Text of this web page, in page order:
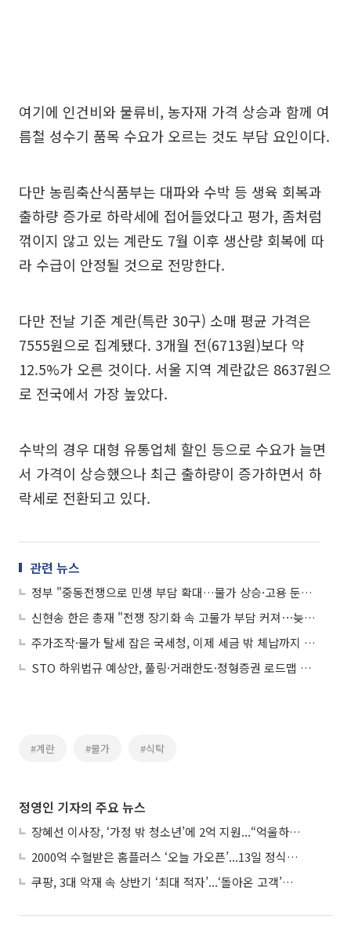
여기에 인건비와 물류비, 농자재 가격 상승과 함께 여
름철 성수기 품목 수요가 오르는 것도 부담 요인이다.
다만 농림축산식품부는 대파와 수박 등 생육 회복과
출하량 증가로 하락세에 접어들었다고 평가, 좀처럼
꺾이지 않고 있는 계란도 7월 이후 생산량 회복에 따
라 수급이 안정될 것으로 전망한다.
다만 전날 기준 계란(특란 30구) 소매 평균 가격은
7555원으로 집계됐다. 3개월 전(6713원)보다 약
12.5%가 오른 것이다. 서울 지역 계란값은 8637원으
로 전국에서 가장 높았다.
수박의 경우 대형 유통업체 할인 등으로 수요가 늘면
서 가격이 상승했으나 최근 출하량이 증가하면서 하
락세로 전환되고 있다.
관련 뉴스
정부 "중동전쟁으로 민생 부담 확대…물가 상승·고용 둔화 우려"
신현송 한은 총재 "전쟁 장기화 속 고물가 부담 커져⋯늦지 않게 금리 인상"
주가조작·물가 탈세 잡은 국세청, 이제 세금 밖 체납까지 관리한다
STO 하위법규 예상안, 풀링·거래한도·정형증권 로드맵 제시
#계란 #물가 #식탁
정영인 기자의 주요 뉴스
장혜선 이사장, ‘가정 밖 청소년’에 2억 지원...“억울하고 아파도 단단해지길”
2000억 수혈받은 홈플러스 ‘오늘 가오픈’...13일 정식 개장 시험대
쿠팡, 3대 악재 속 상반기 ‘최대 적자’...‘돌아온 고객’에 수익성 반등 주목